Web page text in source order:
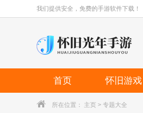
我们提供安全，免费的手游软件下载！
首页 怀旧游戏
所在位置： 主页 > 专题大全